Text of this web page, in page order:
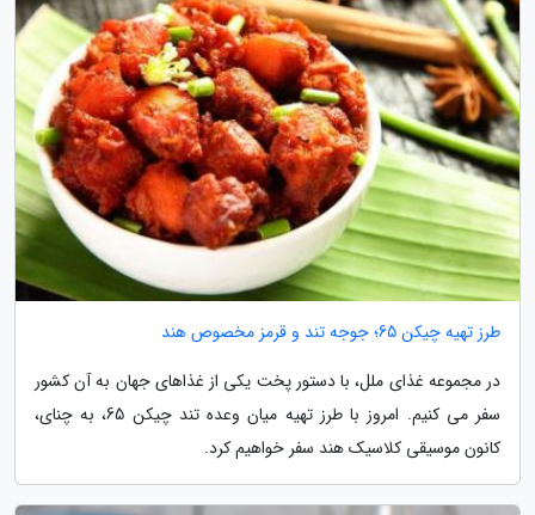
طرز تهیه چیکن 65؛ جوجه تند و قرمز مخصوص هند
در مجموعه غذای ملل، با دستور پخت یکی از غذاهای جهان به آن کشور
سفر می کنیم. امروز با طرز تهیه میان وعده تند چیکن 65، به چنای،
کانون موسیقی کلاسیک هند سفر خواهیم کرد.